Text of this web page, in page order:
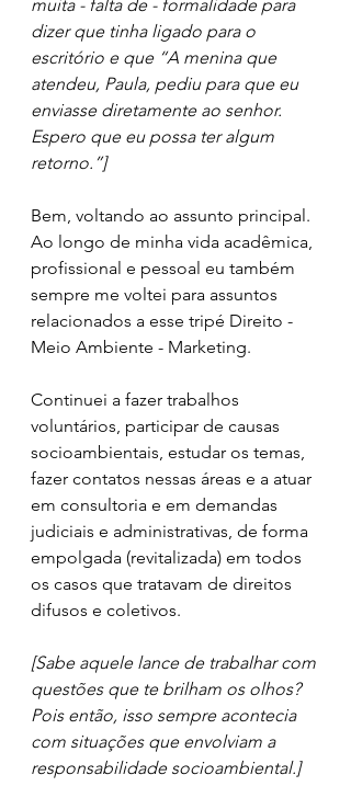
muita - falta de - formalidade para
dizer que tinha ligado para o
escritório e que “A menina que
atendeu, Paula, pediu para que eu
enviasse diretamente ao senhor.
Espero que eu possa ter algum
retorno.”]
Bem, voltando ao assunto principal.
Ao longo de minha vida acadêmica,
profissional e pessoal eu também
sempre me voltei para assuntos
relacionados a esse tripé Direito -
Meio Ambiente - Marketing.
Continuei a fazer trabalhos
voluntários, participar de causas
socioambientais, estudar os temas,
fazer contatos nessas áreas e a atuar
em consultoria e em demandas
judiciais e administrativas, de forma
empolgada (revitalizada) em todos
os casos que tratavam de direitos
difusos e coletivos.
[Sabe aquele lance de trabalhar com
questões que te brilham os olhos?
Pois então, isso sempre acontecia
com situações que envolviam a
responsabilidade socioambiental.]